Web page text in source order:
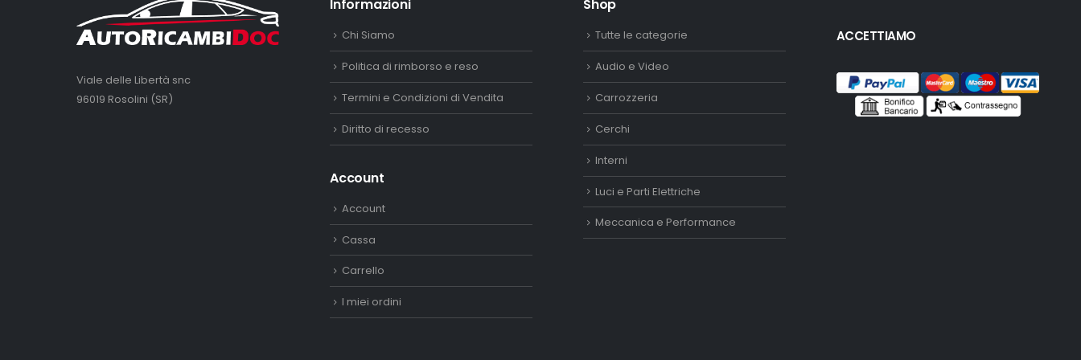
Viale delle Libertà snc
96019 Rosolini (SR)
Informazioni
Chi Siamo
Politica di rimborso e reso
Termini e Condizioni di Vendita
Diritto di recesso
Account
Account
Cassa
Carrello
I miei ordini
Shop
Tutte le categorie
Audio e Video
Carrozzeria
Cerchi
Interni
Luci e Parti Elettriche
Meccanica e Performance
ACCETTIAMO